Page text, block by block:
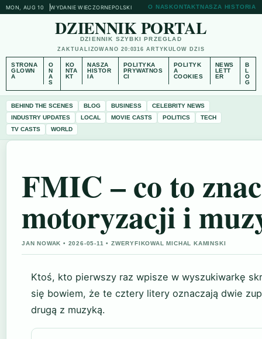
MON, AUG 10 WYDANIE WIECZORNEPOLSKI O NASKONTAKTNASZA HISTORIA
DZIENNIK PORTAL
DZIENNIK SZYBKI PRZEGLAD
ZAKTUALIZOWANO 20:0316 ARTYKULOW DZIS
STRONA
GLOWN
A
O
N
A
S
KO
NTA
KT
NASZA
HISTOR
IA
POLITYKA
PRYWATNOS
CI
POLITYK
A
COOKIES
NEWS
LETT
ER
B
L
O
G
BEHIND THE SCENES BLOG BUSINESS
CELEBRITY NEWS
INDUSTRY UPDATES
LOCAL MOVIE CASTS POLITICS
TECH
TV CASTS
WORLD
FMIC – co to
motoryzacji i
JAN NOWAK • 2026-05-11 • ZWERYFIKOWAL MICHAL KAMINSKI
Ktoś, kto pierwszy raz wpisze w wyszukiwarkę
się bowiem, że te cztery litery oznaczają dwie
drugą z muzyką.